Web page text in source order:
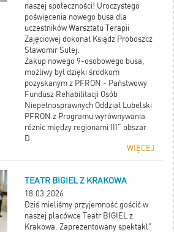
naszej społeczności! Uroczystego
poświęcenia nowego busa dla
uczestników Warsztatu Terapii
Zajęciowej dokonał Ksiądz Proboszcz
Sławomir Sulej.
Zakup nowego 9-osobowego busa,
możliwy był dzięki środkom
pozyskanym z PFRON - Państwowy
Fundusz Rehabilitacji Osób
Niepełnosprawnych Oddział Lubelski
PFRON z Programu wyrównywania
różnic między regionami III" obszar
D.
Dofinansowanie to jest w kwocie 151
Stanin, Gmina Wola Mysłowska oraz
Gmina Borowie.
Dziękujemy wszystkim za wsparcie i
obecność, życzliwość i wspólne
świętowanie tego ważnego momentu!
WIĘCEJ
TEATR BIGIEL Z KRAKOWA
18.03.2026
Dziś mieliśmy przyjemność gościć w
naszej placówce Teatr BIGIEL z
Krakowa. Zaprezentowany spektakl"